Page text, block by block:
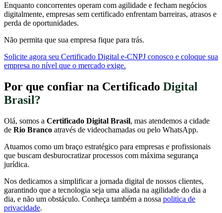
Enquanto concorrentes operam com agilidade e fecham negócios
digitalmente, empresas sem certificado enfrentam barreiras, atrasos e
perda de oportunidades.
Não permita que sua empresa fique para trás.
Solicite agora seu Certificado Digital e-CNPJ conosco e coloque sua
empresa no nível que o mercado exige.
Por que confiar na Certificado Digital
Brasil?
Olá, somos a Certificado Digital Brasil, mas atendemos a cidade
de Rio Branco através de videochamadas ou pelo WhatsApp.
Atuamos como um braço estratégico para empresas e profissionais
que buscam desburocratizar processos com máxima segurança
jurídica.
Nos dedicamos a simplificar a jornada digital de nossos clientes,
garantindo que a tecnologia seja uma aliada na agilidade do dia a
dia, e não um obstáculo. Conheça também a nossa politica de
privacidade.